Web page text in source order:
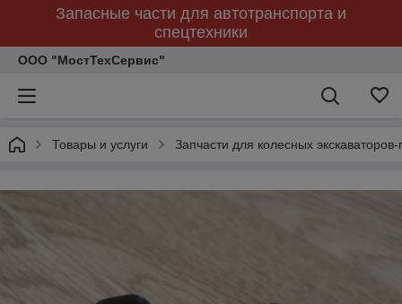
Запасные части для автотранспорта и
спецтехники
ООО "МостТехСервис"
Товары и услуги Запчасти для колесных экскаваторов-